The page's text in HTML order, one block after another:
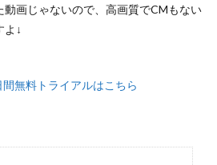
動画じゃないので 、高画質でCMもない
よ↓
無料トライアルはこちら